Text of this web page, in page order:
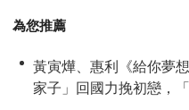
為您推薦
黃寅燁、惠利《給你夢
家子」回國力挽初戀，